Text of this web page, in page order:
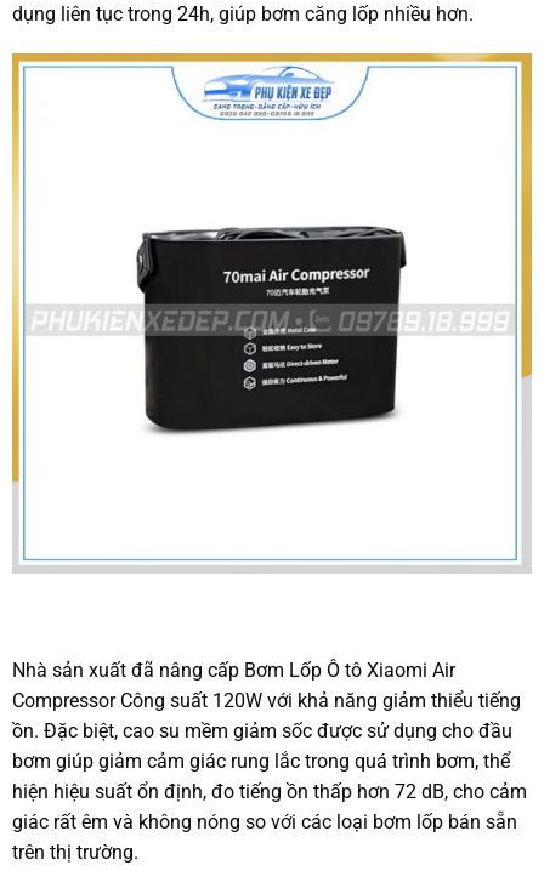
dụng liên tục trong 24h, giúp bơm căng lốp nhiều hơn.
Nhà sản xuất đã nâng cấp Bơm Lốp Ô tô Xiaomi Air
Compressor Công suất 120W với khả năng giảm thiểu tiếng
ồn. Đặc biệt, cao su mềm giảm sốc được sử dụng cho đầu
bơm giúp giảm cảm giác rung lắc trong quá trình bơm, thể
hiện hiệu suất ổn định, đo tiếng ồn thấp hơn 72 dB, cho cảm
giác rất êm và không nóng so với các loại bơm lốp bán sẵn
trên thị trường.